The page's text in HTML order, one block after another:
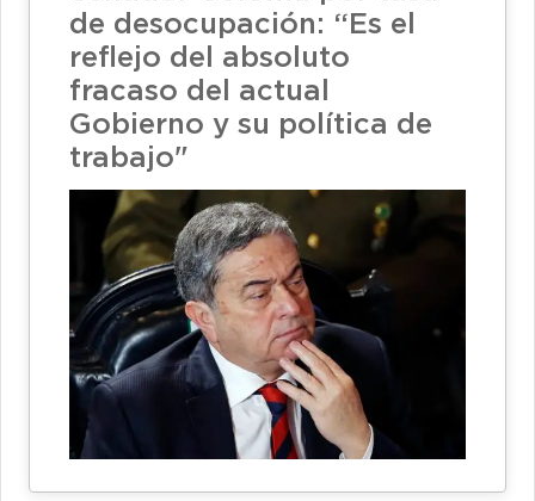
de desocupación: “Es el
reflejo del absoluto
fracaso del actual
Gobierno y su política de
trabajo"